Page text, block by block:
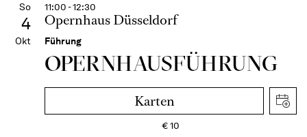
So
4
Okt
11:00 - 12:30
Opernhaus Düsseldorf
Führung
OPERN­HAUS­FÜH­RUNG
Karten
€10